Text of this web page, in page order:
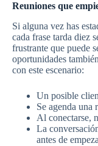
Reuniones que
Si alguna vez has
cada frase tarda diez
frustrante que puede
oportunidades
con este escenario:
Un posible
Se agenda una
Al conectarse,
La
antes de